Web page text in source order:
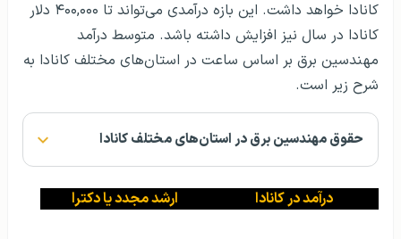
کانادا خواهد داشت. این بازه درآمدی می‌تواند تا ۴۰۰,۰۰۰ دلار
کانادا در سال نیز افزایش داشته باشد. متوسط درآمد
مهندسین برق بر اساس ساعت در استان‌های مختلف کانادا به
شرح زیر است.
حقوق مهندسین برق در استان‌های مختلف کانادا
درآمد در کانادا ارشد مجدد یا دکترا